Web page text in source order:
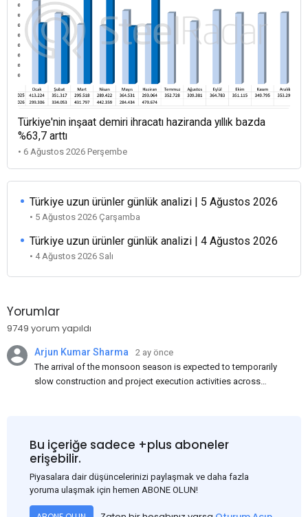
Türkiye'nin inşaat demiri ihracatı haziranda yıllık bazda
%63,7 arttı
• 6 Ağustos 2026 Perşembe
Türkiye uzun ürünler günlük analizi | 5 Ağustos 2026
• 5 Ağustos 2026 Çarşamba
Türkiye uzun ürünler günlük analizi | 4 Ağustos 2026
• 4 Ağustos 2026 Salı
Yorumlar
9749 yorum yapıldı
Arjun Kumar Sharma
2 ay önce
The arrival of the monsoon season is expected to temporarily
slow construction and project execution activities across
and rural construction projects is expected to provide support
to the market despite seasonal disruptions caused by heavy
rainfall.
Bu içeriğe sadece +plus aboneler
erişebilir.
Piyasalara dair düşüncelerinizi paylaşmak ve daha fazla
yoruma ulaşmak için hemen ABONE OLUN!